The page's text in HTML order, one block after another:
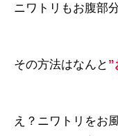
ニワトリもお腹部
その方法はなんと ”
え？ニワトリをお